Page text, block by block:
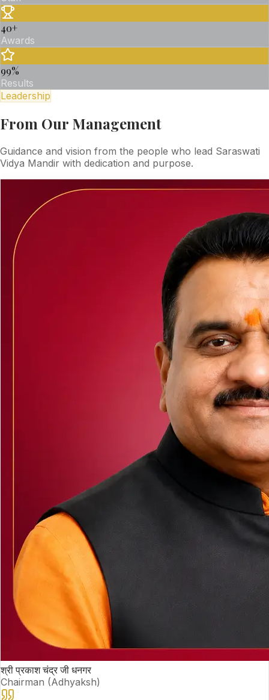
40+
Awards
99%
Results
Leadership
From Our Management
Guidance and vision from the people who lead Saraswati
Vidya Mandir with dedication and purpose.
श्री प्रकाश चंद्र जी धनगर
Chairman (Adhyaksh)